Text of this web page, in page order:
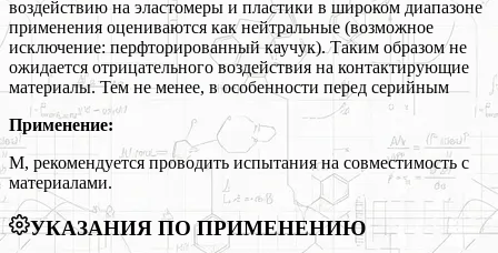
воздействию на эластомеры и пластики в широком диапазоне
применения оцениваются как нейтральные (возможное
исключение: перфторированный каучук). Таким образом не
ожидается отрицательного воздействия на контактирующие
материалы. Тем не менее, в особенности перед серийным
Применение:
М, рекомендуется проводить испытания на совместимость с
материалами.
УКАЗАНИЯ ПО ПРИМЕНЕНИЮ